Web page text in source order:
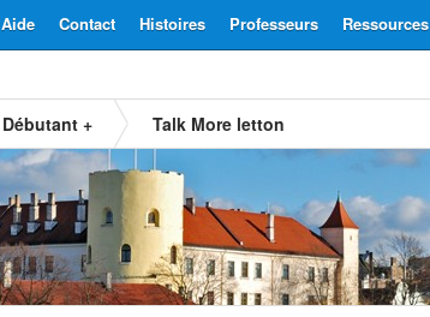
Ressources
Professeurs
Histoires
Contact
Aide
Débutant + Talk More letton